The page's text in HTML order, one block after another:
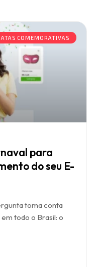
COMEMORATIVAS
para
do seu E-
toma conta
todo o Brasil: o